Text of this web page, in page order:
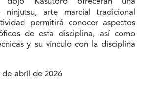
ninjutsu, arte marcial tradicional
permitirá conocer aspectos
de esta disciplina, así como
y su vínculo con la disciplina
abril de 2026